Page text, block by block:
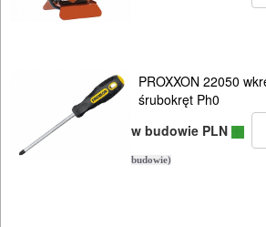
BHP
OGRODNICZE
NARZĘDZIA
PROXXON 22050
śrubokręt Ph0
w budowie PLN
budowie)